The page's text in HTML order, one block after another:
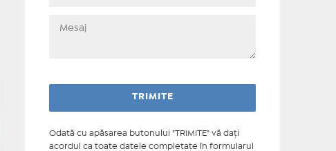
Odată cu apăsarea butonului "TRIMITE" vă daţi
acordul ca toate datele completate în formularul